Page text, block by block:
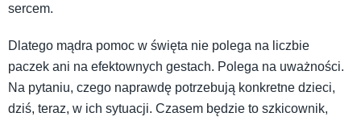
sercem.
Dlatego mądra pomoc w święta nie polega na liczbie
paczek ani na efektownych gestach. Polega na uważności.
Na pytaniu, czego naprawdę potrzebują konkretne dzieci,
dziś, teraz, w ich sytuacji. Czasem będzie to szkicownik,